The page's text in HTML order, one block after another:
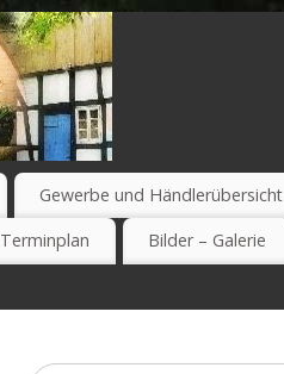
Gewerbe und Händlerübersicht
Terminplan Bilder – Galerie